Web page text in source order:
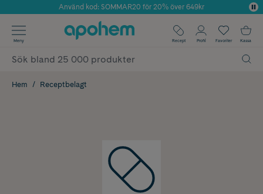
Årets Butik 2025 inom Skönhet
Använd kod: SOMMAR20 för 20% över 649kr
✓ Fri frakt
✓ Poäng på alla köp*
Meny Recept Profil Favoriter Kassa
Hem Receptbelagt